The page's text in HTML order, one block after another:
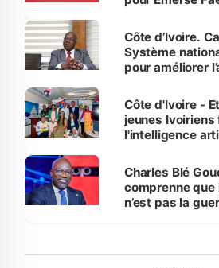
Côte d’Ivoire.
Système
pour améliorer
Côte d'Ivoire -
jeunes Ivoiriens
l'intelligence
Charles Blé
comprenne
n’est pas la